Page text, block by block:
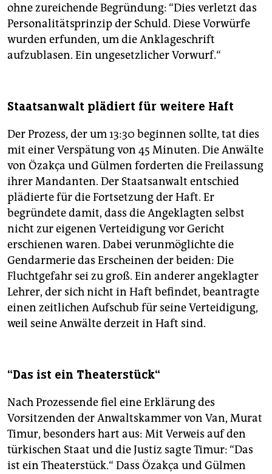
ohne zureichende Begründung: “Dies verletzt das
Personalitätsprinzip der Schuld. Diese Vorwürfe
wurden erfunden, um die Anklageschrift
aufzublasen. Ein ungesetzlicher Vorwurf.“
Staatsanwalt plädiert für weitere Haft
Der Prozess, der um 13:30 beginnen sollte, tat dies
mit einer Verspätung von 45 Minuten. Die Anwälte
von Özakça und Gülmen forderten die Freilassung
ihrer Mandanten. Der Staatsanwalt entschied
plädierte für die Fortsetzung der Haft. Er
begründete damit, dass die Angeklagten selbst
nicht zur eigenen Verteidigung vor Gericht
erschienen waren. Dabei verunmöglichte die
Gendarmerie das Erscheinen der beiden: Die
Fluchtgefahr sei zu groß. Ein anderer angeklagter
Lehrer, der sich nicht in Haft befindet, beantragte
einen zeitlichen Aufschub für seine Verteidigung,
weil seine Anwälte derzeit in Haft sind.
“Das ist ein Theaterstück“
Nach Prozessende fiel eine Erklärung des
Vorsitzenden der Anwaltskammer von Van, Murat
Timur, besonders hart aus: Mit Verweis auf den
türkischen Staat und die Justiz sagte Timur: “Das
ist ein Theaterstück.“ Dass Özakça und Gülmen